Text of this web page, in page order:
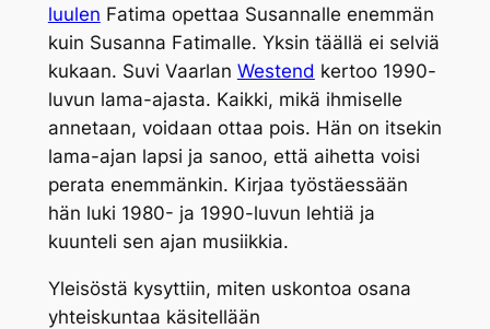
luulen Fatima opettaa Susannalle enemmän
kuin Susanna Fatimalle. Yksin täällä ei selviä
kukaan. Suvi Vaarlan Westend kertoo 1990-
luvun lama-ajasta. Kaikki, mikä ihmiselle
annetaan, voidaan ottaa pois. Hän on itsekin
lama-ajan lapsi ja sanoo, että aihetta voisi
perata enemmänkin. Kirjaa työstäessään
hän luki 1980- ja 1990-luvun lehtiä ja
kuunteli sen ajan musiikkia.
Yleisöstä kysyttiin, miten uskontoa osana
yhteiskuntaa käsitellään